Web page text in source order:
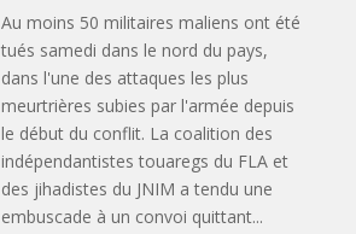
Au moins 50 militaires maliens ont été
tués samedi dans le nord du pays,
dans l'une des attaques les plus
meurtrières subies par l'armée depuis
le début du conflit. La coalition des
indépendantistes touaregs du FLA et
des jihadistes du JNIM a tendu une
embuscade à un convoi quittant...